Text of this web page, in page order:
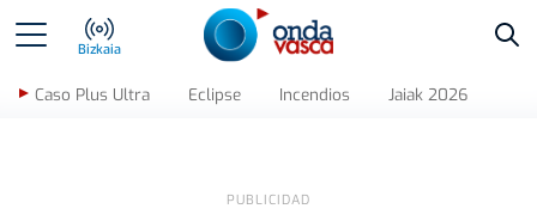
Bizkaia
Caso Plus Ultra Eclipse Incendios Jaiak 2026